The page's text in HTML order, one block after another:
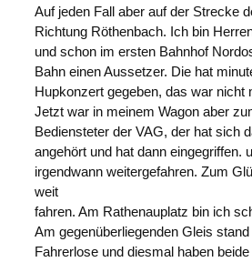
Auf jeden Fall aber auf der Strecke
Richtung Röthenbach. Ich bin
und schon im ersten Bahnhof
Bahn einen Aussetzer. Die hat
Hupkonzert gegeben, das war nicht
Jetzt war in meinem Wagon aber
Bediensteter der VAG, der hat sich
angehört und hat dann eingegriffen.
irgendwann weitergefahren. Zum
weit
fahren. Am Rathenauplatz bin ich
Am gegenüberliegenden Gleis
Fahrerlose und diesmal haben